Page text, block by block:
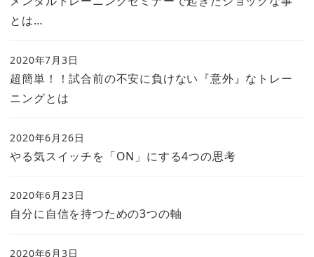
とは…
超簡単！！試合前の不安に負けない『意外』なトレー
ニングとは
2020年7月3日
やる気スイッチを「ON」にする4つの思考
2020年6月26日
自分に自信を持つための3つの軸
2020年6月23日
2020年6月3日